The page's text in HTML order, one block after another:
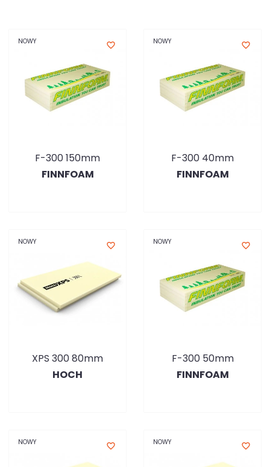
NOWY favorite_border
F-300 150mm
FINNFOAM
NOWY favorite_border
F-300 40mm
FINNFOAM
NOWY favorite_border
XPS 300 80mm
HOCH
NOWY favorite_border
F-300 50mm
FINNFOAM
NOWY favorite_border NOWY favorite_border